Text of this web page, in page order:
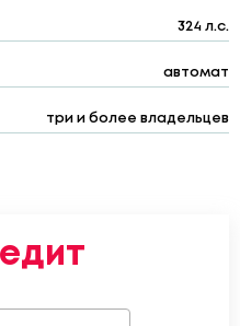
324 л.с.
автомат
три и более владельцев